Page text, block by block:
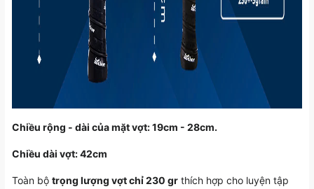
Chiều rộng - dài của mặt vợt: 19cm - 28cm.
Chiều dài vợt: 42cm
Toàn bộ trọng lượng vợt chỉ 230 gr thích hợp cho luyện tập